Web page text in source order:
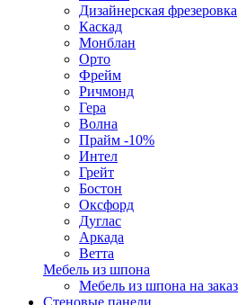
Дизайнерская фрезеровка
Каскад
Монблан
Орто
Фрейм
Ричмонд
Гера
Волна
Прайм -10%
Интел
Грейт
Бостон
Оксфорд
Дуглас
Аркада
Ветта
Мебель из шпона
Мебель из шпона на заказ
Стеновые панели